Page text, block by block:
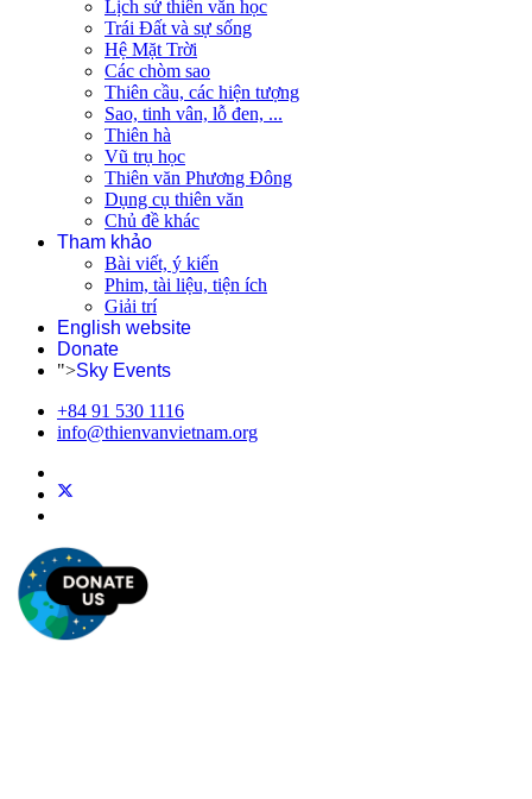
Lịch sử thiên văn học
Trái Đất và sự sống
Hệ Mặt Trời
Các chòm sao
Thiên cầu, các hiện tượng
Sao, tinh vân, lỗ đen, ...
Thiên hà
Vũ trụ học
Thiên văn Phương Đông
Dụng cụ thiên văn
Chủ đề khác
Tham khảo
Bài viết, ý kiến
Phim, tài liệu, tiện ích
Giải trí
English website
Donate
">Sky Events
+84 91 530 1116
info@thienvanvietnam.org